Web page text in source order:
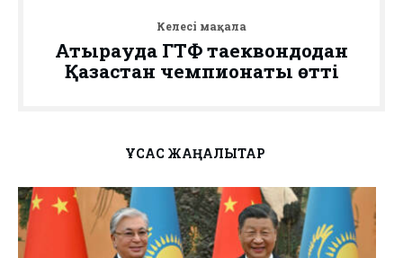
Келесі мақала
Атырауда ГТФ таеквондодан
Қазақстан чемпионаты өтті
ҰҚСАС ЖАҢАЛЫҚТАР